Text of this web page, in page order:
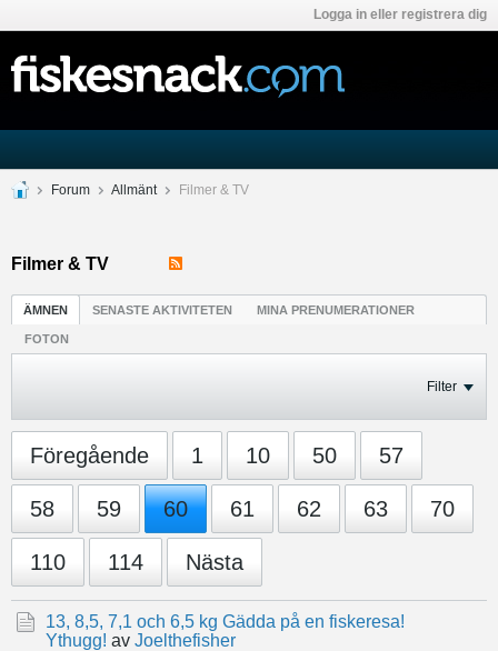
Logga in eller registrera dig
Forum Allmänt Filmer & TV
Filmer & TV
ÄMNEN SENASTE AKTIVITETEN MINA PRENUMERATIONER
FOTON
Filter
Föregående 1 10 50 57
58 59 60 61 62 63 70
110 114 Nästa
13, 8,5, 7,1 och 6,5 kg Gädda på en fiskeresa!
Ythugg! av Joelthefisher